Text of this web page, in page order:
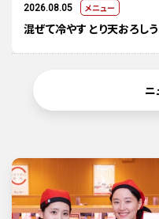
2026.08.05 メニュー
混ぜて冷やす とり天おろし
ニ